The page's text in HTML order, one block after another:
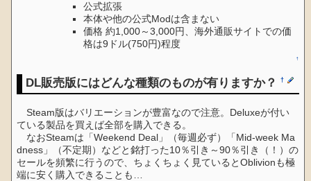
公式拡張
本体や他の公式Modは含まない
価格 約1,000～3,000円、海外通販サイトでの価
格は9ドル(750円)程度
↑
DL販売版にはどんな種類のものが有りますか？†
Steam版はバリエーションが豊富なので注意。Deluxeが付い
ている製品を買えば全部を購入できる。
なおSteamは「Weekend Deal」（毎週必ず）「Mid-week Ma
dness」（不定期）などと銘打った10％引き～90％引き（！）の
セールを頻繁に行うので、ちょくちょく見ているとOblivionも極
端に安く購入できることも…